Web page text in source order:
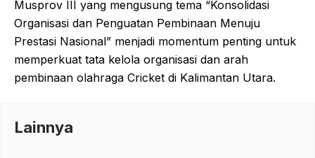
Musprov III yang mengusung tema “Konsolidasi
Organisasi dan Penguatan Pembinaan Menuju
Prestasi Nasional” menjadi momentum penting untuk
memperkuat tata kelola organisasi dan arah
pembinaan olahraga Cricket di Kalimantan Utara.
Lainnya